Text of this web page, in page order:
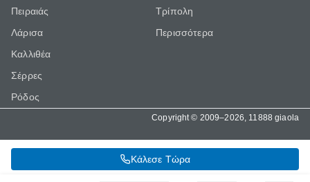
Κάλεσε Τώρα
Πειραιάς
Λάρισα
Καλλιθέα
Σέρρες
Ρόδος
Τρίπολη
Περισσότερα
Copyright © 2009–2026, 11888 giaola